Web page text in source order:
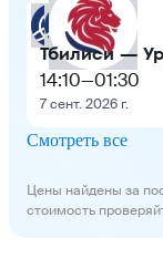
Тбилиси —
14:10—01:30
7 сент. 2026 г.
Смотреть все
Цены найдены за
стоимость